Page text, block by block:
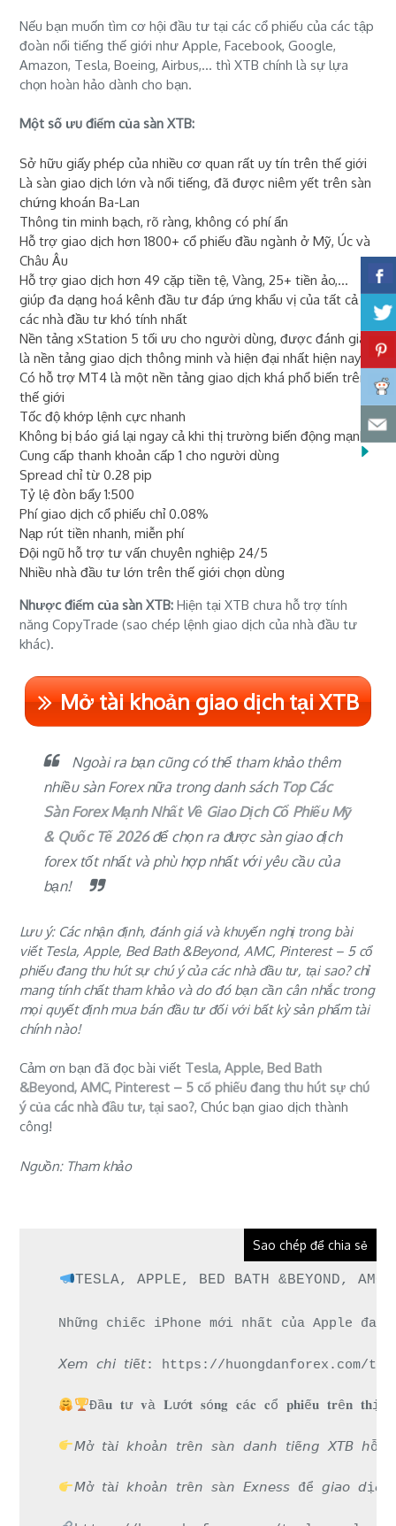
Nếu bạn muốn tìm cơ hội đầu tư tại các cổ phiếu của các tập
đoàn nổi tiếng thế giới như Apple, Facebook, Google,
Amazon, Tesla, Boeing, Airbus,... thì XTB chính là sự lựa
chọn hoàn hảo dành cho bạn.
Một số ưu điểm của sàn XTB:
Sở hữu giấy phép của nhiều cơ quan rất uy tín trên thế giới
Là sàn giao dịch lớn và nổi tiếng, đã được niêm yết trên sàn
chứng khoán Ba-Lan
Thông tin minh bạch, rõ ràng, không có phí ẩn
Hỗ trợ giao dịch hơn 1800+ cổ phiếu đầu ngành ở Mỹ, Úc và
Châu Âu
Hỗ trợ giao dịch hơn 49 cặp tiền tệ, Vàng, 25+ tiền ảo,...
giúp đa dạng hoá kênh đầu tư đáp ứng khẩu vị của tất cả
các nhà đầu tư khó tính nhất
Nền tảng xStation 5 tối ưu cho người dùng, được đánh giá
là nền tảng giao dịch thông minh và hiện đại nhất hiện nay
Có hỗ trợ MT4 là một nền tảng giao dịch khá phổ biến trên
thế giới
Tốc độ khớp lệnh cực nhanh
Không bị báo giá lại ngay cả khi thị trường biến động mạnh
Cung cấp thanh khoản cấp 1 cho người dùng
Spread chỉ từ 0.28 pip
Tỷ lệ đòn bẩy 1:500
Phí giao dịch cổ phiếu chỉ 0.08%
Nạp rút tiền nhanh, miễn phí
Đội ngũ hỗ trợ tư vấn chuyên nghiệp 24/5
Nhiều nhà đầu tư lớn trên thế giới chọn dùng
Nhược điểm của sàn XTB: Hiện tại XTB chưa hỗ trợ tính
năng CopyTrade (sao chép lệnh giao dịch của nhà đầu tư
khác).
Mở tài khoản giao dịch tại XTB
Ngoài ra bạn cũng có thể tham khảo thêm
nhiều sàn Forex nữa trong danh sách Top Các
Sàn Forex Mạnh Nhất Về Giao Dịch Cổ Phiếu Mỹ
& Quốc Tế 2026để chọn ra được sàn giao dịch
forex tốt nhấtvà phù hợp nhất với yêu cầu của
bạn!
Lưu ý: Các nhận định, đánh giá và khuyến nghị trong bài
viết Tesla, Apple, Bed Bath &Beyond, AMC, Pinterest – 5 cổ
phiếu đang thu hút sự chú ý của các nhà đầu tư, tại sao? chỉ
mang tính chất tham khảo và do đó bạn cần cân nhắc trong
mọi quyết định mua bán đầu tư đối với bất kỳ sản phẩm tài
chính nào!
Cảm ơn bạn đã đọc bài viết Tesla, Apple, Bed Bath
&Beyond, AMC, Pinterest – 5 cổ phiếu đang thu hút sự chú
ý của các nhà đầu tư, tại sao?, Chúc bạn giao dịch thành
công!
Nguồn: Tham khảo
Sao chép để chia sẻ
TESLA, APPLE, BED BATH &BEYOND,
Những chiếc iPhone mới nhất của Apple
𝘟𝘦𝘮 𝘤𝘩𝘪 𝘵𝘪ế𝘵: https://huongdanforex.com/
Đầ𝐮 𝐭ư 𝐯à 𝐋ướ𝐭 𝐬ó𝐧𝐠 𝐜á𝐜 𝐜ổ 𝐩𝐡𝐢ế𝐮 𝐭𝐫ê𝐧 𝐭𝐡ị
𝘔ở 𝘵à𝘪 𝘬𝘩𝘰ả𝘯 𝘵𝘳ê𝘯 𝘴à𝘯 𝘥𝘢𝘯𝘩 𝘵𝘪ế𝘯𝘨 𝘟𝘛𝘉
𝘔ở 𝘵à𝘪 𝘬𝘩𝘰ả𝘯 𝘵𝘳ê𝘯 𝘴à𝘯 𝘌𝘹𝘯𝘦𝘴𝘴 để 𝘨𝘪𝘢𝘰